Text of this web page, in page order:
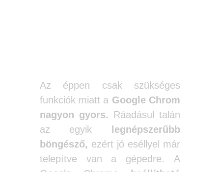
Az éppen csak szükséges
funkciók miatt a Google Chrom
nagyon gyors. Ráadásul talán
az egyik
legnépszerűbb
böngésző, ezért jó eséllyel már
telepítve van a gépedre. A